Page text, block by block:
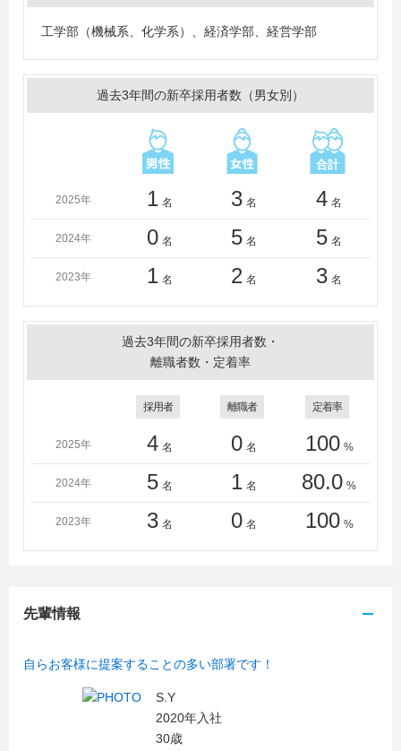
工学部（機械系、化学系）、経済学部、経営学部
過去3年間の新卒採用者数（男女別）
2025年 1 名 3 名 4 名
2024年 0 名 5 名 5 名
2023年 1 名 2 名 3 名
過去3年間の新卒採用者数・
離職者数・定着率
採用者 離職者 定着率
2025年 4 名 0 名 100 %
2024年 5 名 1 名 80.0 %
2023年 3 名 0 名 100 %
先輩情報
自らお客様に提案することの多い部署です！
S.Y
2020年入社
30歳